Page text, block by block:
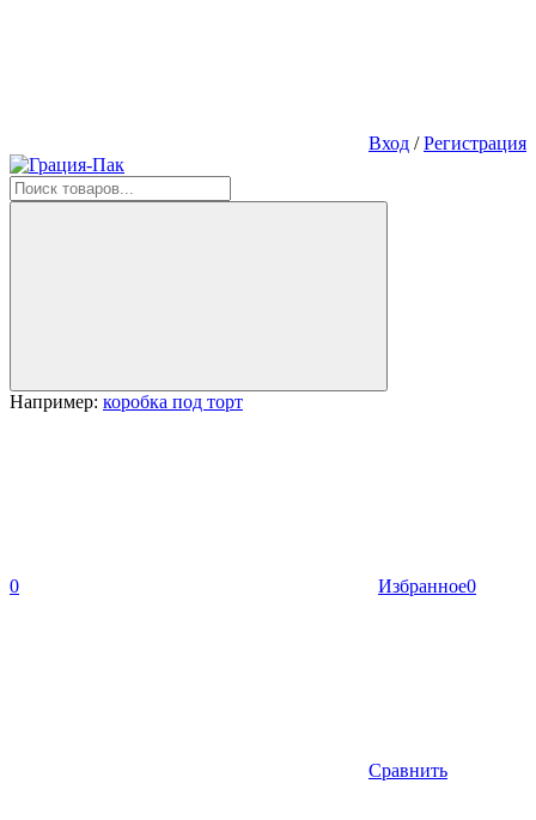
Вход /Регистрация
Например: коробка под торт
0 Избранное0
Сравнить